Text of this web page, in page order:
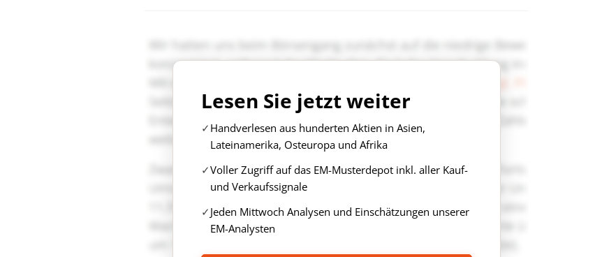
Lesen Sie jetzt weiter
Handverlesen aus hunderten Aktien in Asien,
Lateinamerika, Osteuropa und Afrika
Voller Zugriff auf das EM-Musterdepot inkl. aller Kauf-
und Verkaufssignale
Jeden Mittwoch Analysen und Einschätzungen unserer
EM-Analysten